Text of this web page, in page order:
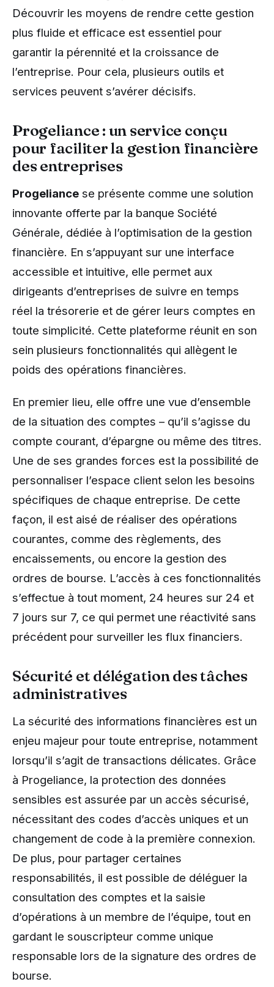
Découvrir les moyens de rendre cette gestion
plus fluide et efficace est essentiel pour
garantir la pérennité et la croissance de
l’entreprise. Pour cela, plusieurs outils et
services peuvent s’avérer décisifs.
Progeliance : un service conçu
pour faciliter la gestion financière
des entreprises
Progeliance se présente comme une solution
innovante offerte par la banque Société
Générale, dédiée à l’optimisation de la gestion
financière. En s’appuyant sur une interface
accessible et intuitive, elle permet aux
dirigeants d’entreprises de suivre en temps
réel la trésorerie et de gérer leurs comptes en
toute simplicité. Cette plateforme réunit en son
sein plusieurs fonctionnalités qui allègent le
poids des opérations financières.
En premier lieu, elle offre une vue d’ensemble
de la situation des comptes – qu’il s’agisse du
compte courant, d’épargne ou même des titres.
Une de ses grandes forces est la possibilité de
personnaliser l’espace client selon les besoins
spécifiques de chaque entreprise. De cette
façon, il est aisé de réaliser des opérations
courantes, comme des règlements, des
encaissements, ou encore la gestion des
ordres de bourse. L’accès à ces fonctionnalités
s’effectue à tout moment, 24 heures sur 24 et
7 jours sur 7, ce qui permet une réactivité sans
précédent pour surveiller les flux financiers.
Sécurité et délégation des tâches
administratives
La sécurité des informations financières est un
enjeu majeur pour toute entreprise, notamment
lorsqu’il s’agit de transactions délicates. Grâce
à Progeliance, la protection des données
sensibles est assurée par un accès sécurisé,
nécessitant des codes d’accès uniques et un
changement de code à la première connexion.
De plus, pour partager certaines
responsabilités, il est possible de déléguer la
consultation des comptes et la saisie
d’opérations à un membre de l’équipe, tout en
gardant le souscripteur comme unique
responsable lors de la signature des ordres de
bourse.